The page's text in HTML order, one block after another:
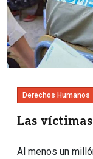
Derechos Humanos
Las
Al menos un